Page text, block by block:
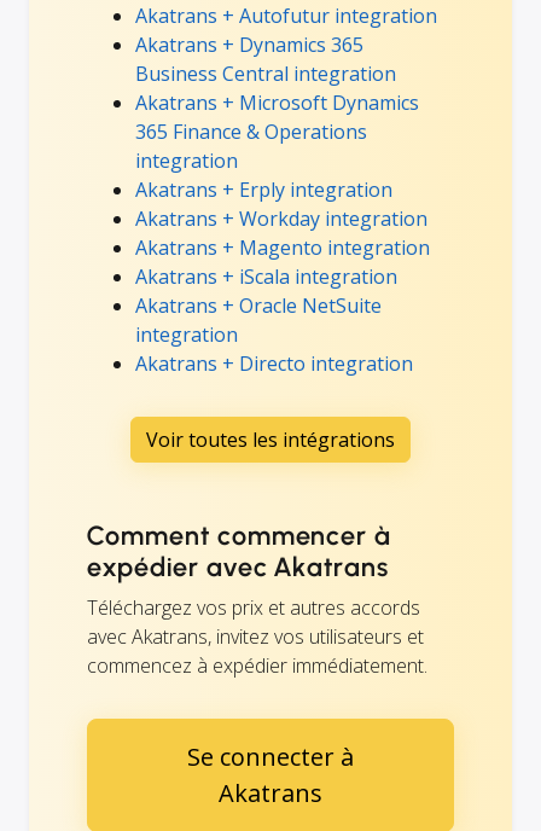
Akatrans + Autofutur integration
Akatrans + Dynamics 365
Business Central integration
Akatrans + Microsoft Dynamics
365 Finance & Operations
integration
Akatrans + Erply integration
Akatrans + Workday integration
Akatrans + Magento integration
Akatrans + iScala integration
Akatrans + Oracle NetSuite
integration
Akatrans + Directo integration
Voir toutes les intégrations
Comment commencer à
expédier avec Akatrans
Téléchargez vos prix et autres accords
avec Akatrans, invitez vos utilisateurs et
commencez à expédier immédiatement.
Se connecter à
Akatrans